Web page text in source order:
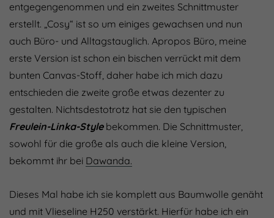
entgegengenommen und ein zweites Schnittmuster
erstellt. „Cosy“ ist so um einiges gewachsen und nun
auch Büro- und Alltagstauglich. Apropos Büro, meine
erste Version ist schon ein bischen verrückt mit dem
bunten Canvas-Stoff, daher habe ich mich dazu
entschieden die zweite große etwas dezenter zu
gestalten. Nichtsdestotrotz hat sie den typischen
Freulein-Linka-Stylebekommen. Die Schnittmuster,
sowohl für die große als auch die kleine Version,
bekommt ihr bei Dawanda.
Dieses Mal habe ich sie komplett aus Baumwolle genäht
und mit Vlieseline H250 verstärkt. Hierfür habe ich ein